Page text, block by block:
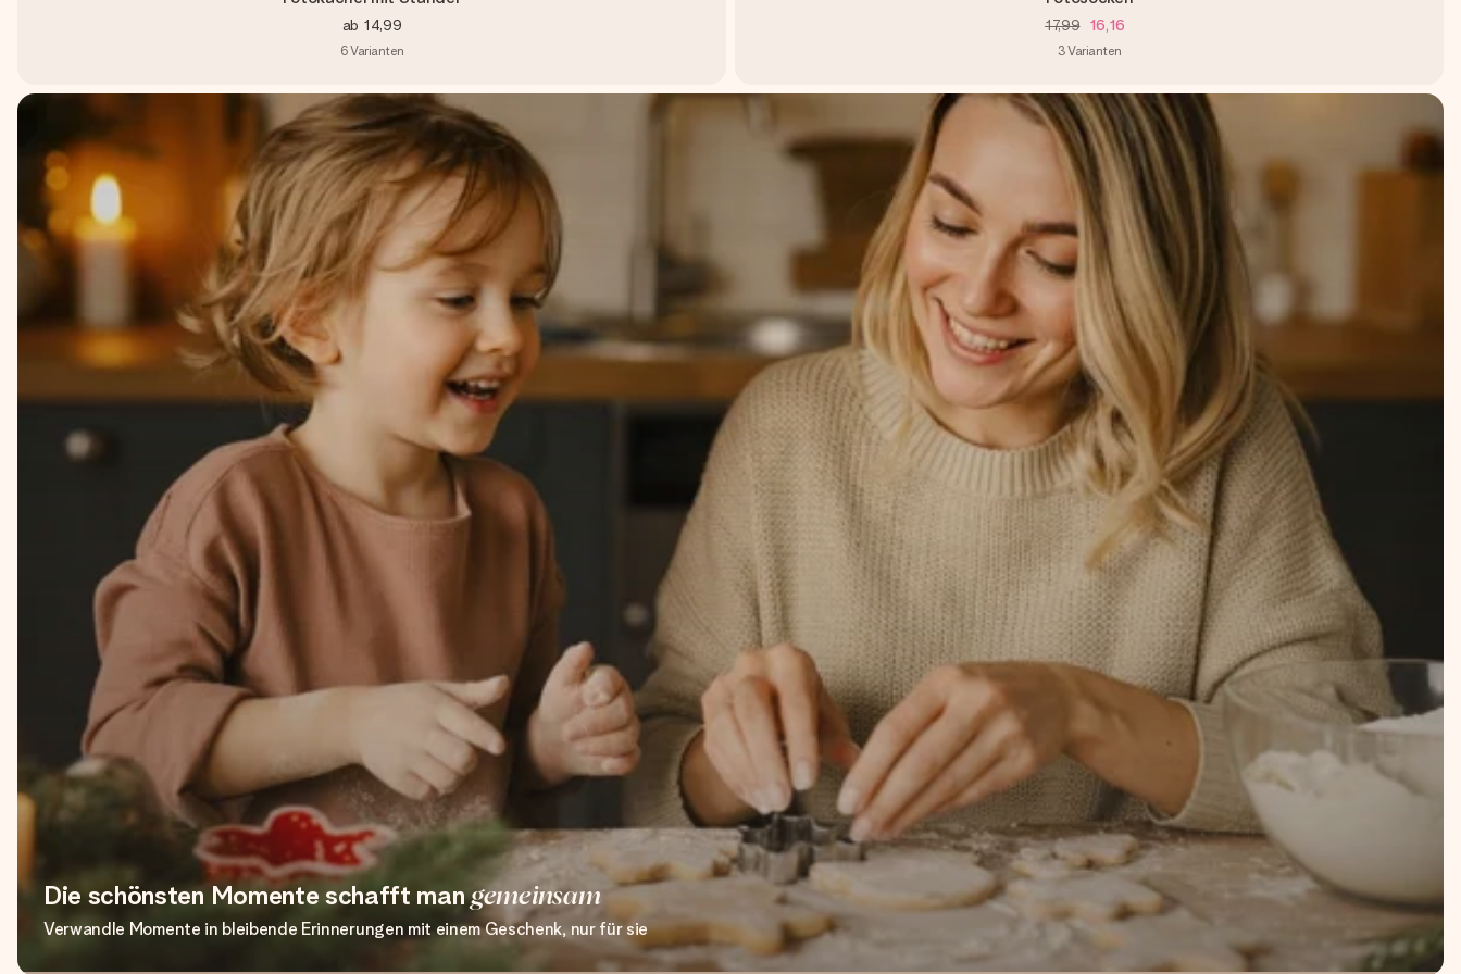
ab 14,99
6Varianten
17,99 16,16
3Varianten
Die schönsten Momente schafft mangemeinsam
Verwandle Momente in bleibende Erinnerungen mit einem Geschenk, nur für sie